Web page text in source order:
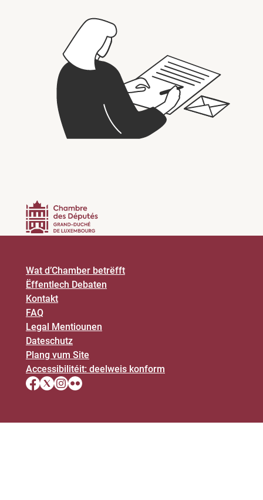
Wat d’Chamber betrëfft
Ëffentlech Debaten
Kontakt
FAQ
Legal Mentiounen
Dateschutz
Plang vum Site
Accessibilitéit: deelweis konform